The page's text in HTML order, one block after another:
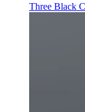
Three Black